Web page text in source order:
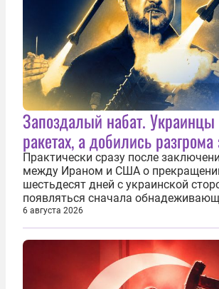
Запоздалый набат. Украинцы
ракетах, а добились
Практически сразу после
между Ираном и США о
шестьдесят дней с украинской
появляться сначала
вовсе бравурные заявления про
в войне. Вероятно, в сознании
киевского режима и стоящих за
6 августа 2026